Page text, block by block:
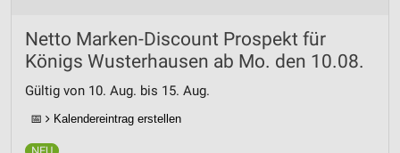
Netto Marken-Discount Prospekt für
Königs Wusterhausen ab Mo. den 10.08.
Gültig von 10. Aug. bis 15. Aug.
📅 Kalendereintrag erstellen